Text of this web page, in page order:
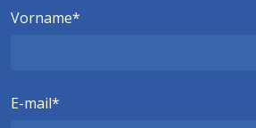
Vorname
E-mail